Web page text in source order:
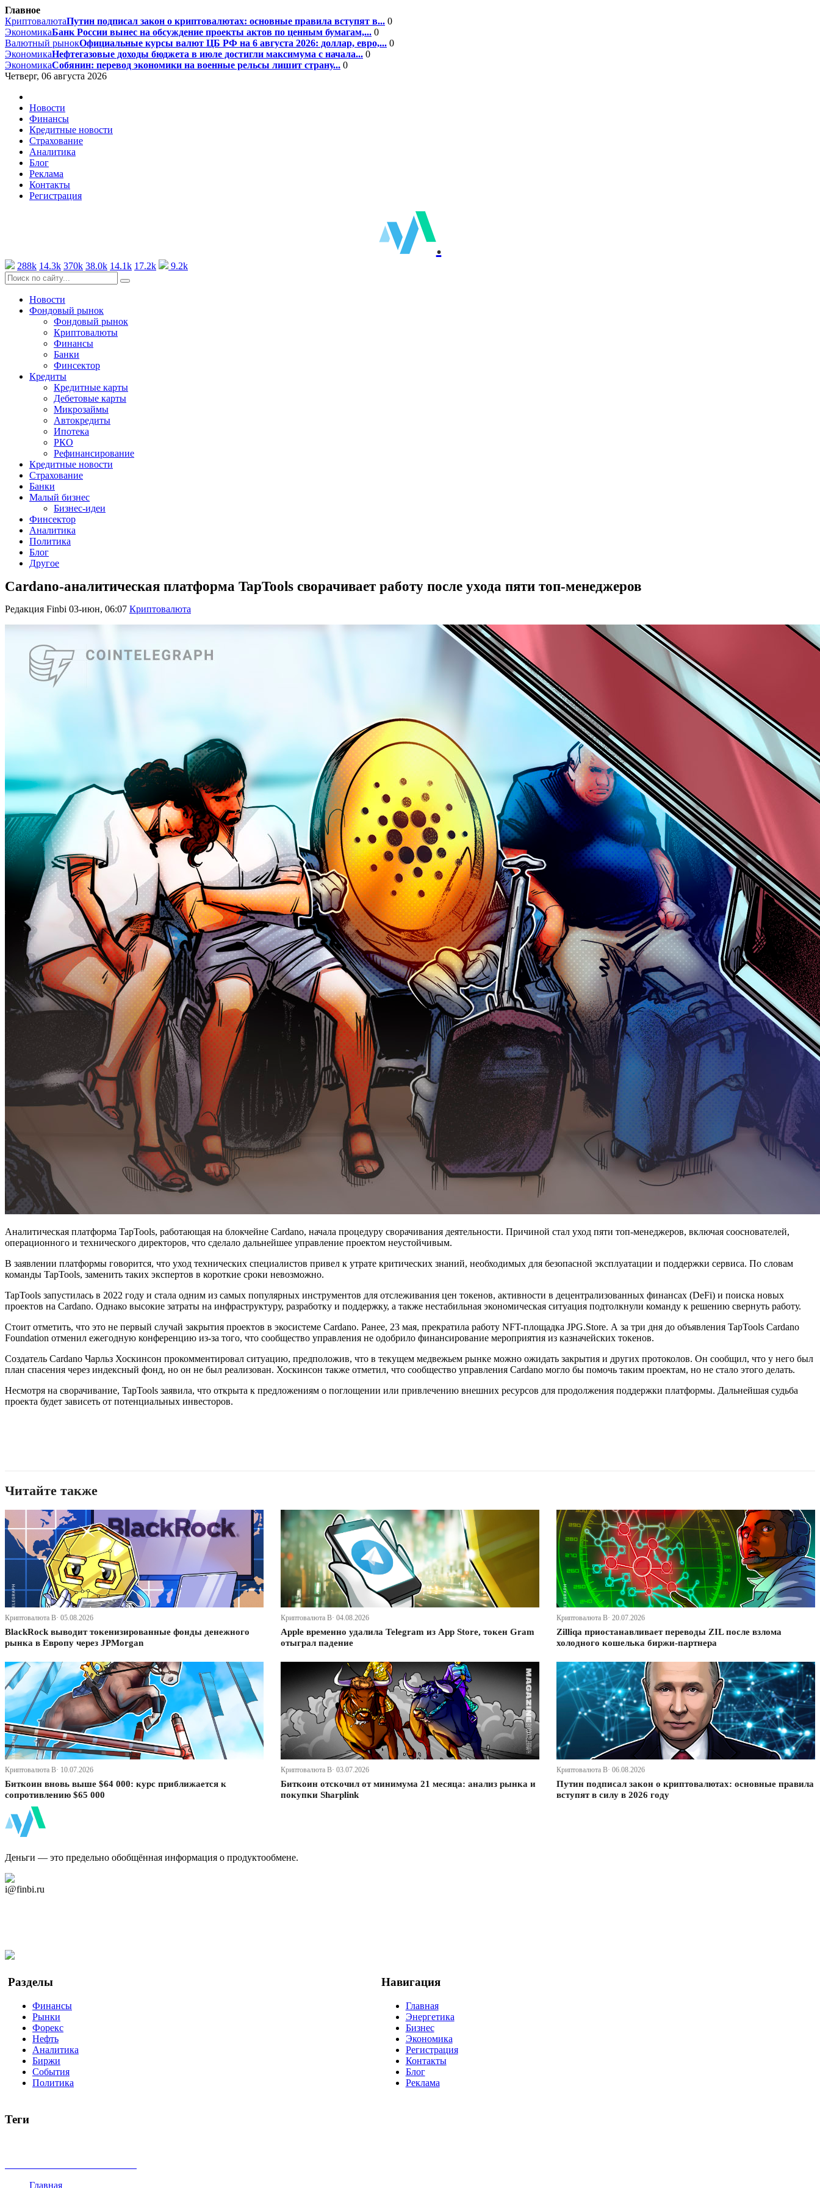
Главное
КриптовалютаПутин подписал закон о криптовалютах: основные правила вступят в... 0
ЭкономикаБанк России вынес на обсуждение проекты актов по ценным бумагам,... 0
Валютный рынокОфициальные курсы валют ЦБ РФ на 6 августа 2026: доллар, евро,... 0
ЭкономикаНефтегазовые доходы бюджета в июле достигли максимума с начала... 0
ЭкономикаСобянин: перевод экономики на военные рельсы лишит страну... 0
Четверг, 06 августа 2026
Новости
Финансы
Кредитные новости
Страхование
Аналитика
Блог
Реклама
Контакты
Регистрация
.
288k 14.3k 370k 38.0k 14.1k 17.2k 9.2k
Новости
Фондовый рынок
Фондовый рынок
Криптовалюты
Финансы
Банки
Финсектор
Кредиты
Кредитные карты
Дебетовые карты
Микрозаймы
Автокредиты
Ипотека
РКО
Рефинансирование
Кредитные новости
Страхование
Банки
Малый бизнес
Бизнес-идеи
Финсектор
Аналитика
Политика
Блог
Другое
Cardano-аналитическая платформа TapTools сворачивает работу после ухода пяти топ-менеджеров
Редакция Finbi 03-июн, 06:07 Криптовалюта
Аналитическая платформа TapTools, работающая на блокчейне Cardano, начала процедуру сворачивания деятельности. Причиной стал уход пяти топ-менеджеров, включая сооснователей,
операционного и технического директоров, что сделало дальнейшее управление проектом неустойчивым.
В заявлении платформы говорится, что уход технических специалистов привел к утрате критических знаний, необходимых для безопасной эксплуатации и поддержки сервиса. По словам
команды TapTools, заменить таких экспертов в короткие сроки невозможно.
TapTools запустилась в 2022 году и стала одним из самых популярных инструментов для отслеживания цен токенов, активности в децентрализованных финансах (DeFi) и поиска новых
проектов на Cardano. Однако высокие затраты на инфраструктуру, разработку и поддержку, а также нестабильная экономическая ситуация подтолкнули команду к решению свернуть работу.
Стоит отметить, что это не первый случай закрытия проектов в экосистеме Cardano. Ранее, 23 мая, прекратила работу NFT-площадка JPG.Store. А за три дня до объявления TapTools Cardano
Foundation отменил ежегодную конференцию из-за того, что сообщество управления не одобрило финансирование мероприятия из казначейских токенов.
Создатель Cardano Чарльз Хоскинсон прокомментировал ситуацию, предположив, что в текущем медвежьем рынке можно ожидать закрытия и других протоколов. Он сообщил, что у него был
план спасения через индексный фонд, но он не был реализован. Хоскинсон также отметил, что сообщество управления Cardano могло бы помочь таким проектам, но не стало этого делать.
Несмотря на сворачивание, TapTools заявила, что открыта к предложениям о поглощении или привлечению внешних ресурсов для продолжения поддержки платформы. Дальнейшая судьба
проекта будет зависеть от потенциальных инвесторов.
Читайте также
Криптовалюта В· 05.08.2026
BlackRock выводит токенизированные фонды денежного
рынка в Европу через JPMorgan
Криптовалюта В· 04.08.2026
Apple временно удалила Telegram из App Store, токен Gram
отыграл падение
Криптовалюта В· 20.07.2026
Zilliqa приостанавливает переводы ZIL после взлома
холодного кошелька биржи-партнера
Криптовалюта В· 10.07.2026
Биткоин вновь выше $64 000: курс приближается к
сопротивлению $65 000
Криптовалюта В· 03.07.2026
Биткоин отскочил от минимума 21 месяца: анализ рынка и
покупки Sharplink
Криптовалюта В· 06.08.2026
Путин подписал закон о криптовалютах: основные правила
вступят в силу в 2026 году
Деньги — это предельно обобщённая информация о продуктообмене.
i@finbi.ru
Разделы
Финансы
Рынки
Форекс
Нефть
Аналитика
Биржи
События
Политика
Навигация
Главная
Энергетика
Бизнес
Экономика
Регистрация
Контакты
Блог
Реклама
Теги
Главная